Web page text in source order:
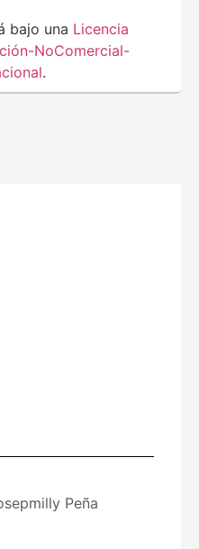
bajo una Licencia
NoComercial-
.
Peña